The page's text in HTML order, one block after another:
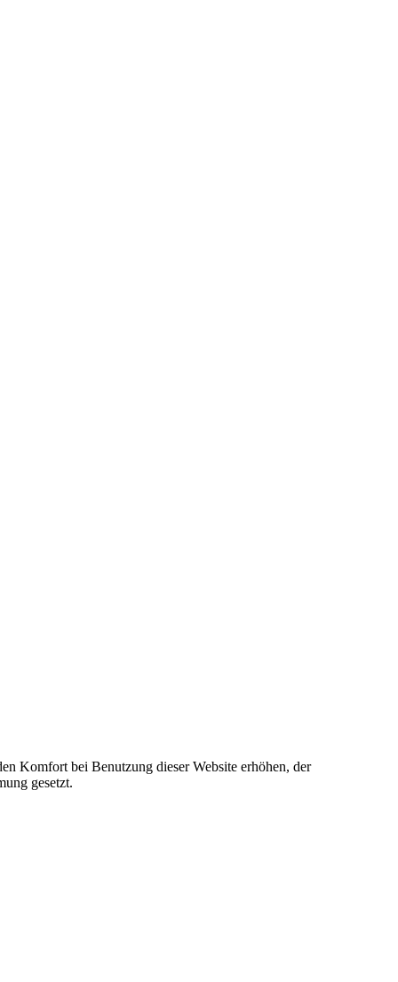
Komfort bei Benutzung dieser Website erhöhen, der
gesetzt.